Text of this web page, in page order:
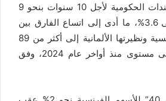
وارتفع العائد على السندات الحكومية لأجل 10 سنوات بنحو 9
نقاط أساس ليصل إلى 3.6%، ما أدى إلى اتساع الفارق بين
تكاليف الاقتراض الفرنسية ونظيرتها الألمانية إلى أكثر من 89
نقطة أساس، وهو أعلى مستوى منذ أواخر عام 2024، وفق